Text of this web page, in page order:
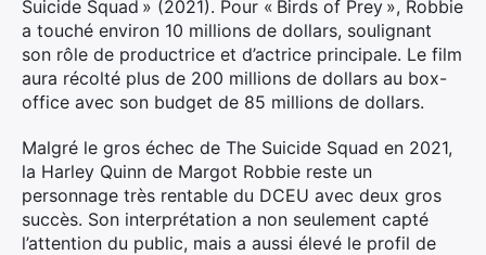
Suicide Squad » (2021). Pour « Birds of Prey », Robbie
a touché environ 10 millions de dollars, soulignant
son rôle de productrice et d’actrice principale. Le film
aura récolté plus de 200 millions de dollars au box-
office avec son budget de 85 millions de dollars.
Malgré le gros échec de The Suicide Squad en 2021,
la Harley Quinn de Margot Robbie reste un
personnage très rentable du DCEU avec deux gros
succès. Son interprétation a non seulement capté
l’attention du public, mais a aussi élevé le profil de